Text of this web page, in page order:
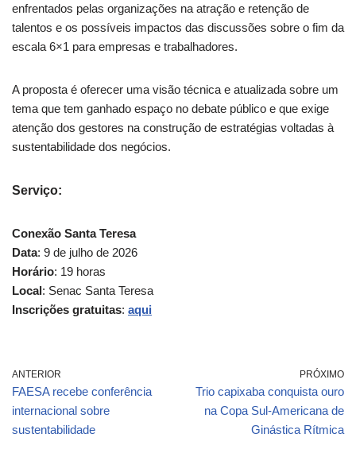
enfrentados pelas organizações na atração e retenção de
talentos e os possíveis impactos das discussões sobre o fim da
escala 6×1 para empresas e trabalhadores.
A proposta é oferecer uma visão técnica e atualizada sobre um
tema que tem ganhado espaço no debate público e que exige
atenção dos gestores na construção de estratégias voltadas à
sustentabilidade dos negócios.
Serviço:
Conexão Santa Teresa
Data: 9 de julho de 2026
Horário: 19 horas
Local: Senac Santa Teresa
Inscrições gratuitas: aqui
ANTERIOR
FAESA recebe conferência
internacional sobre
sustentabilidade
PRÓXIMO
Trio capixaba conquista ouro
na Copa Sul-Americana de
Ginástica Rítmica